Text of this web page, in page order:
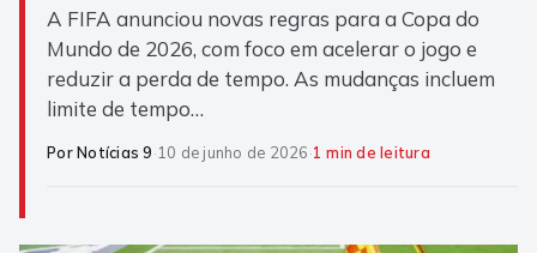
A FIFA anunciou novas regras para a Copa do
Mundo de 2026, com foco em acelerar o jogo e
reduzir a perda de tempo. As mudanças incluem
limite de tempo…
Por Notícias 9·10 de junho de 2026·1 min de leitura